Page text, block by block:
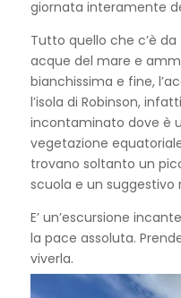
giornata interamente
Tutto quello che c’è
acque del mare e
bianchissima e fine,
l’isola di Robinson,
incontaminato dove è
vegetazione
trovano soltanto un
scuola e un
E’ un’escursione
la pace assoluta.
viverla.